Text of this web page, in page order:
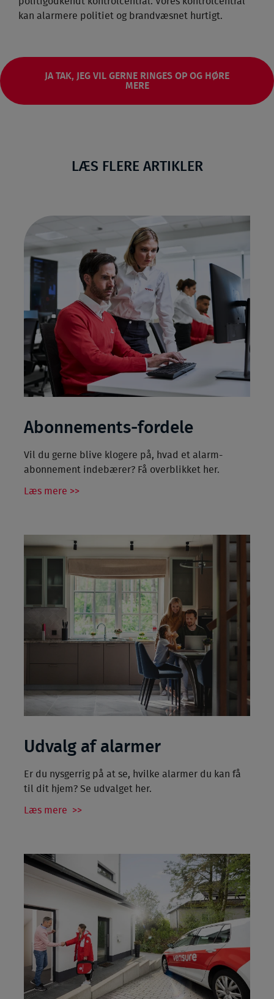
kan alarmere politiet og brandvæsnet hurtigt.
JA TAK, JEG VIL GERNE RINGES OP OG HØRE
MERE
LÆS FLERE ARTIKLER
Abonnements-fordele
Vil du gerne blive klogere på, hvad et alarm-
abonnement indebærer? Få overblikket her.
Læs mere >>
Udvalg af alarmer
Er du nysgerrig på at se, hvilke alarmer du kan få
til dit hjem? Se udvalget her.
Læs mere >>